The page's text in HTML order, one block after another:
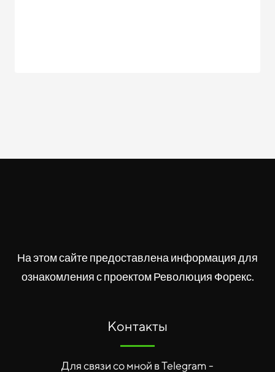
На этом сайте предоставлена информация для
ознакомления с проектом Революция Форекс.
Контакты
Для связи со мной в Telegram -